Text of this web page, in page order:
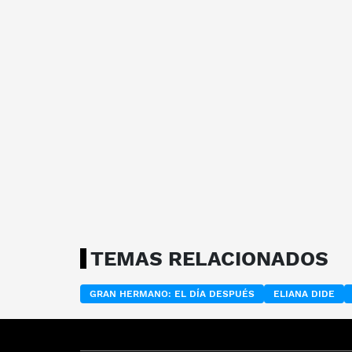
TEMAS RELACIONADOS
GRAN HERMANO: EL DÍA DESPUÉS ELIANA DIDE